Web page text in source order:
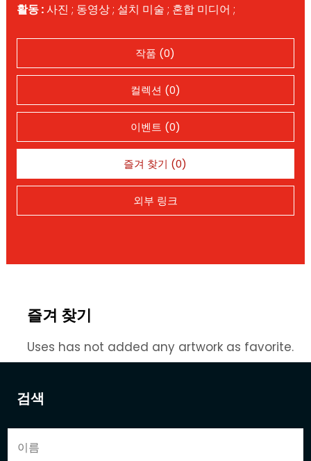
검색
활동 :사진 ; 동영상 ; 설치 미술 ; 혼합 미디어 ;
작품 (0)
컬렉션 (0)
이벤트 (0)
즐겨 찾기 (0)
외부 링크
즐겨 찾기
Uses has not added any artwork as favorite.